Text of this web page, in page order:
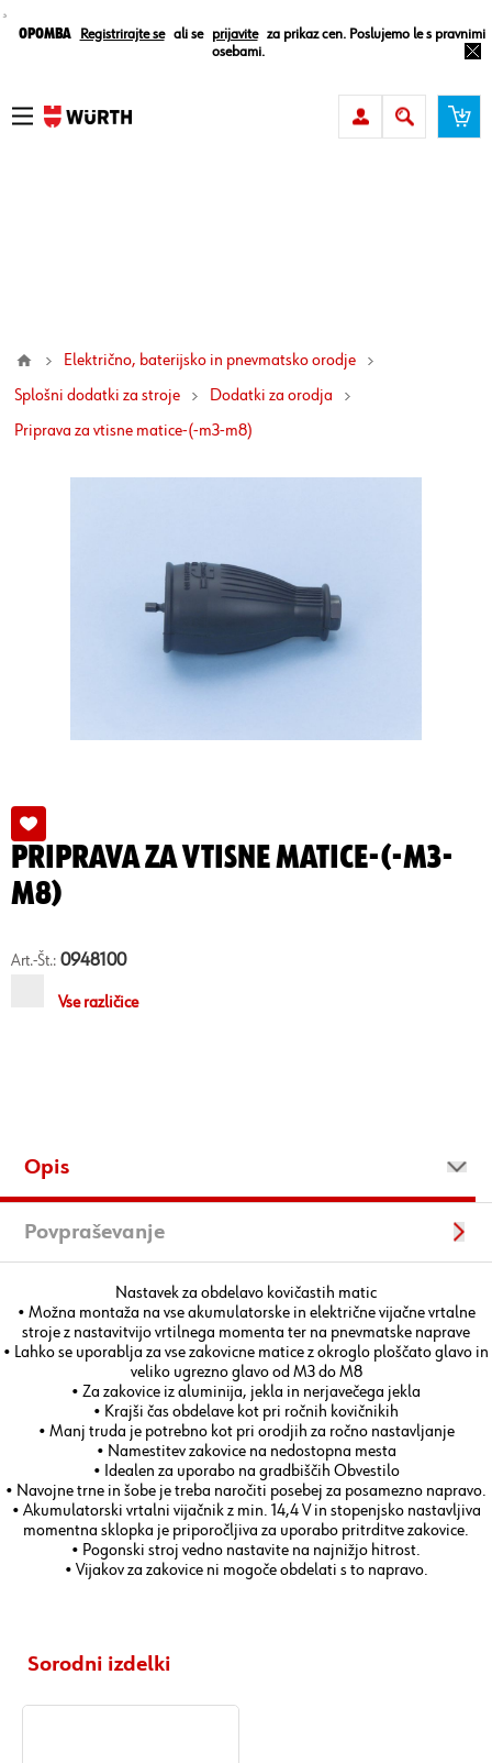
¸
Opomba Registrirajte se ali se prijavite
za prikaz cen. Poslujemo le s pravnimi
osebami.
Električno, baterijsko in pnevmatsko orodje
Splošni dodatki za stroje
Dodatki za orodja
priprava za vtisne matice-(-m3-m8)
PRIPRAVA ZA VTISNE MATICE-(-M3-
M8)
Art.-Št.: 0948100
Vse različice
Opis
Povpraševanje
Nastavek za obdelavo kovičastih matic
• Možna montaža na vse akumulatorske in električne vijačne vrtalne
stroje z nastavitvijo vrtilnega momenta ter na pnevmatske naprave
• Lahko se uporablja za vse zakovicne matice z okroglo ploščato glavo in
veliko ugrezno glavo od M3 do M8
• Za zakovice iz aluminija, jekla in nerjavečega jekla
• Krajši čas obdelave kot pri ročnih kovičnikih
• Manj truda je potrebno kot pri orodjih za ročno nastavljanje
• Namestitev zakovice na nedostopna mesta
• Idealen za uporabo na gradbiščih Obvestilo
• Navojne trne in šobe je treba naročiti posebej za posamezno napravo.
• Akumulatorski vrtalni vijačnik z min. 14,4 V in stopenjsko nastavljiva
momentna sklopka je priporočljiva za uporabo pritrditve zakovice.
• Pogonski stroj vedno nastavite na najnižjo hitrost.
• Vijakov za zakovice ni mogoče obdelati s to napravo.
Sorodni izdelki